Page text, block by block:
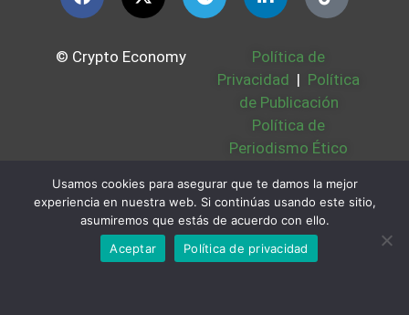
© Crypto Economy
Política de
Privacidad | Política
de Publicación
Política de
Periodismo Ético
Bases Legales |
Partners | Sobre
Nosotros
Usamos cookies para asegurar que te damos la mejor
experiencia en nuestra web. Si continúas usando este sitio,
asumiremos que estás de acuerdo con ello.
Aceptar
Política de privacidad